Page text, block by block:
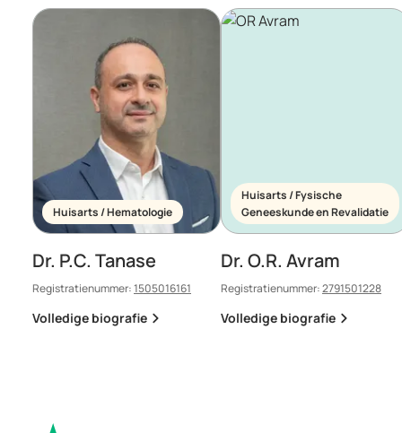
Huisarts / Hematologie
Dr. P.C. Tanase
Registratienummer:1505016161
Volledige biografie
Huisarts / Fysische
Geneeskunde en Revalidatie
Dr. O.R. Avram
Registratienummer:2791501228
Volledige biografie